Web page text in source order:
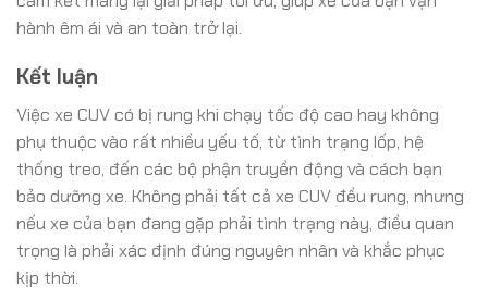
hành êm ái và an toàn trở lại.
Kết luận
Việc xe CUV có bị rung khi chạy tốc độ cao hay không
phụ thuộc vào rất nhiều yếu tố, từ tình trạng lốp, hệ
thống treo, đến các bộ phận truyền động và cách bạn
bảo dưỡng xe. Không phải tất cả xe CUV đều rung, nhưng
nếu xe của bạn đang gặp phải tình trạng này, điều quan
trọng là phải xác định đúng nguyên nhân và khắc phục
kịp thời.